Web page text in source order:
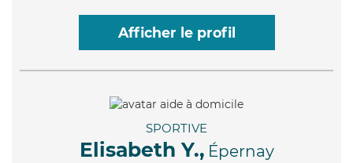
Afficher le profil
SPORTIVE
Elisabeth Y., Épernay